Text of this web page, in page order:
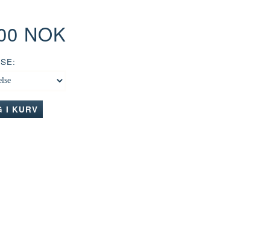
NOK
I KURV